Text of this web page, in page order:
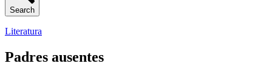
Search
Literatura
Padres ausentes